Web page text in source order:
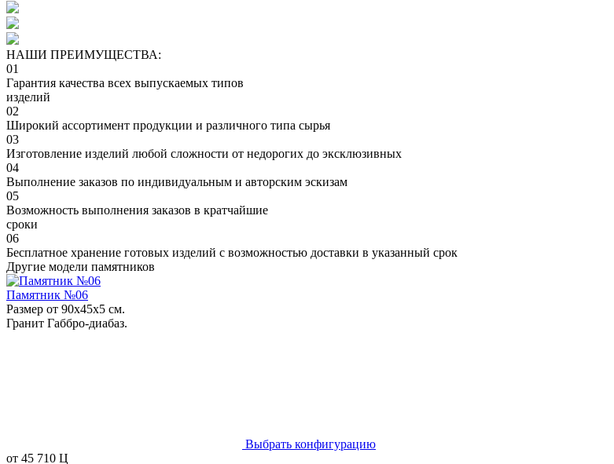
НАШИ ПРЕИМУЩЕСТВА:
01
Гарантия качества всех выпускаемых типов
изделий
02
Широкий ассортимент продукции и различного типа сырья
03
Изготовление изделий любой сложности от недорогих до эксклюзивных
04
Выполнение заказов по индивидуальным и авторским эскизам
05
Возможность выполнения заказов в кратчайшие
сроки
06
Бесплатное хранение готовых изделий с возможностью доставки в указанный срок
Другие модели памятников
Памятник №06
Размер от 90х45х5 см.
Гранит Габбро-диабаз.
Выбрать конфигурацию
от 45 710 Ц